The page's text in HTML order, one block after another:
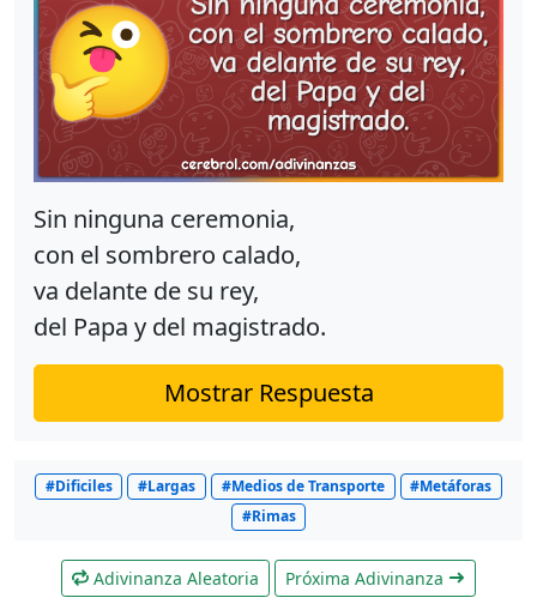
Sin ninguna ceremonia,
con el sombrero calado,
va delante de su rey,
del Papa y del magistrado.
Mostrar Respuesta
#Dificiles #Largas #Medios de Transporte
#Metáforas
#Rimas
Adivinanza Aleatoria Próxima Adivinanza